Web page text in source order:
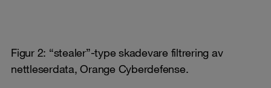
Figur 2: “stealer”-type skadevare filtrering av
nettleserdata, Orange Cyberdefense.